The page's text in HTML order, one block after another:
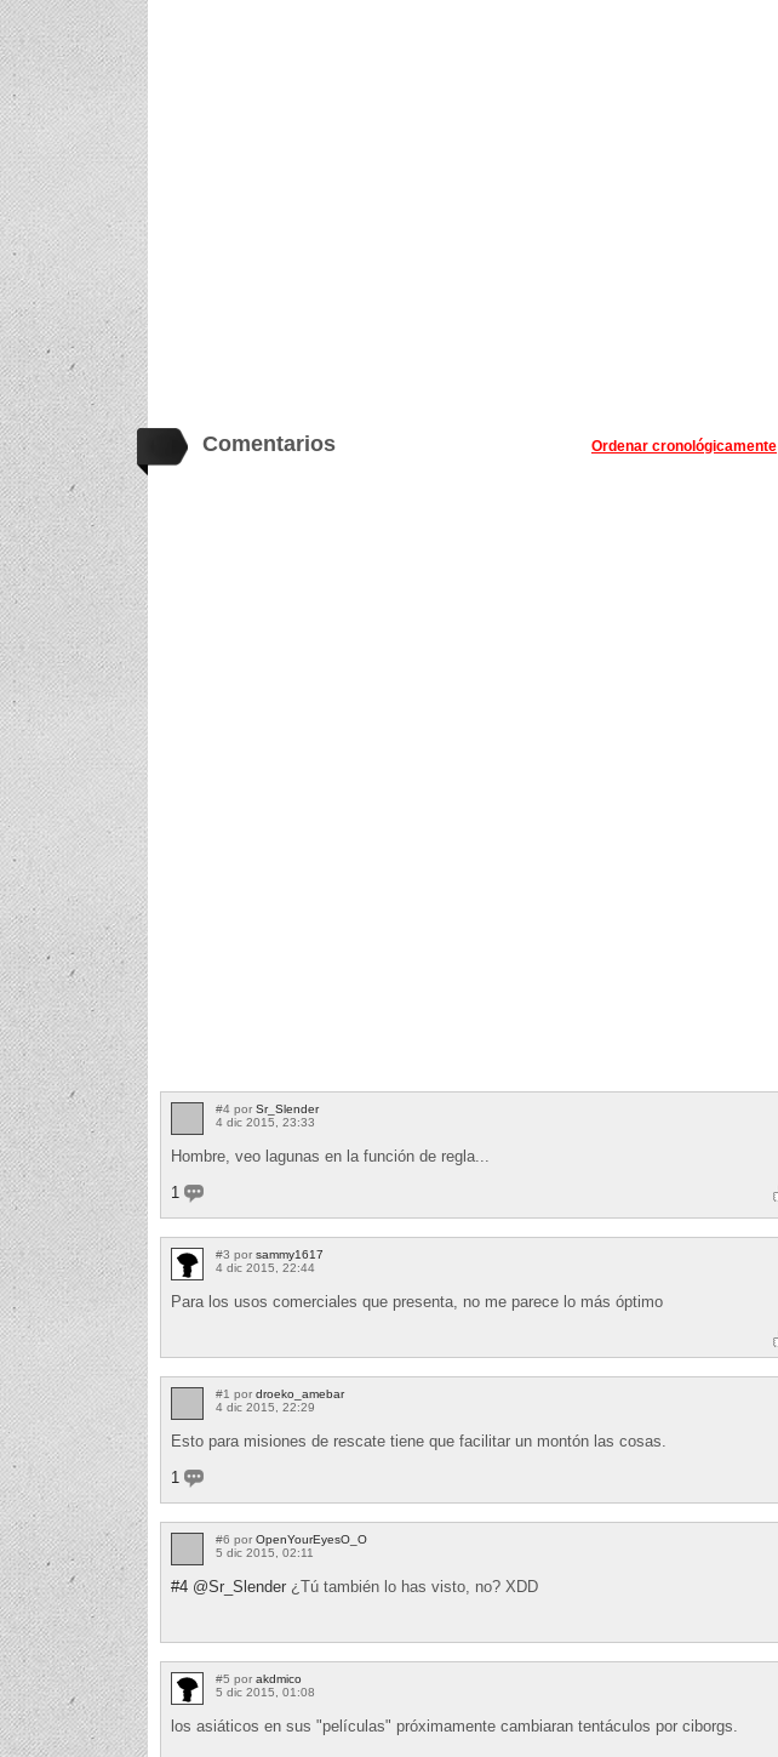
Comentarios Ordenar cronológicamente
#4 por Sr_Slender
4 dic 2015, 23:33
Hombre, veo lagunas en la función de regla...
1
#3 por sammy1617
4 dic 2015, 22:44
Para los usos comerciales que presenta, no me parece lo más óptimo
#1 por droeko_amebar
4 dic 2015, 22:29
Esto para misiones de rescate tiene que facilitar un montón las cosas.
1
#6 por OpenYourEyesO_O
5 dic 2015, 02:11
#4 @Sr_Slender ¿Tú también lo has visto, no? XDD
#5 por akdmico
5 dic 2015, 01:08
los asiáticos en sus "películas" próximamente cambiaran tentáculos por ciborgs.